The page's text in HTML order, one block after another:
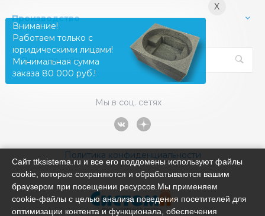
Производство
Мы в соц. сетях
Политика конфиденциальности
X
Внимание!
Работаем только с
юридическими лицами!
Минимальная сумма
заказа 80 000 руб.!
Сайт ttksistema.ru и все его поддомены используют файлы
cookie, которые сохраняются и обрабатываются вашим
браузером при посещении ресурсов.Мы применяем
cookie‑файлы с целью анализа поведения посетителей для
оптимизации контента и функционала, обеспечения